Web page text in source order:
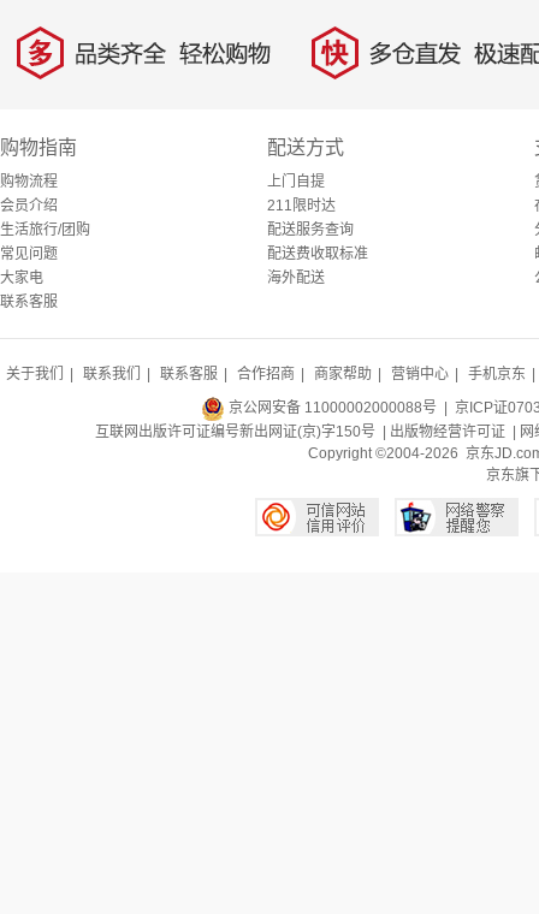
多 品类齐全，轻松购物 快 多仓直发，极速配
购物指南
购物流程
会员介绍
生活旅行/团购
常见问题
大家电
联系客服
配送方式
上门自提
211限时达
配送服务查询
配送费收取标准
海外配送
关于我们 联系我们 联系客服 合作招商 商家帮助 营销中心 手机京东
京公网安备 11000002000088号 | 京ICP证
互联网出版许可证编号新出网证(京)字150号 | 出版物经营许可证
Copyright ©2004-2026 京东
京东旗